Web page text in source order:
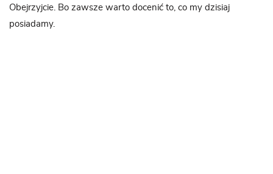
Obejrzyjcie. Bo zawsze warto docenić to, co my dzisiaj
posiadamy.